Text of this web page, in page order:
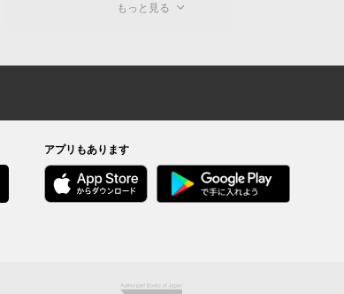
もっと見る
アプリもあります